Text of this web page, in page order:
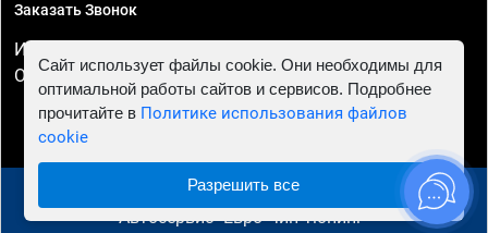
Заказать Звонок
ИП Смирнов Георгий Павлович. ИНН 781302555843,
ОГРНИП 324470400032610
© 2010 - 2026 Чип тюнинг в Санкт-Петербурге -
Автосервис "Евро Чип Тюнинг"
Сайт использует файлы cookie. Они необходимы для
оптимальной работы сайтов и сервисов. Подробнее
прочитайте в Политике использования файлов
cookie
Разрешить все